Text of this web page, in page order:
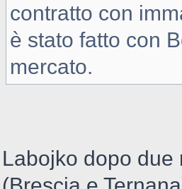
contratto con
è stato fatto con
mercato.
Labojko dopo